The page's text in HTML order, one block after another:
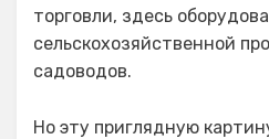
торговли, здесь
сельскохозяйственной
садоводов.
Но эту приглядную